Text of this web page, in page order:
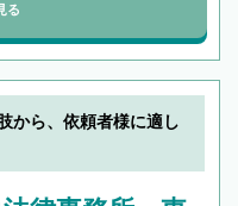
る
から、依頼者様に適し